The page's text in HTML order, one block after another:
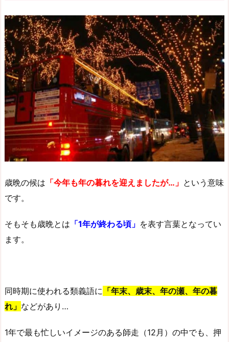
歳晩の候は 「今年も年の暮れを迎えましたが…」 という意味
です。
そもそも歳晩とは 「1年が終わる頃」 を表す言葉となってい
ます。
同時期に使われる類義語に 「年末、歳末、年の瀬、年の暮
れ」 などがあり…
1年で最も忙しいイメージのある師走（12月）の中でも、押